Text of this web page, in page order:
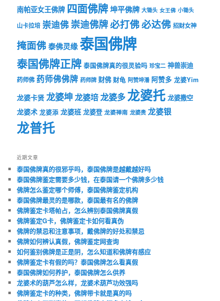
南帕亚女王佛牌 四面佛牌坤平佛牌 大锄头 女王佛 小锄头
山卡拉培 崇迪佛崇迪佛牌必打佛必达佛 招财女神
掩面佛泰佛灵缘泰国佛牌
泰国佛牌正牌 泰国佛牌真的很灵验吗 珍宝二 神兽崇迪
药师佛 药师佛佛牌 药师牌 财佛 财龟 阿赞坤潘 阿赞多 龙婆Yim
龙婆卡贤 龙婆坤龙婆培龙婆多龙婆托 龙婆撒空
龙婆术 龙婆添 龙婆班 龙婆登 龙婆禅南 龙婆贵 龙婆银
龙普托
近期文章
泰国佛牌真的很邪乎吗，泰国佛牌是越戴越好吗
泰国佛牌鉴定需要多少钱，在泰国请一个佛牌多少钱
佛牌怎么鉴定哪个师傅，泰国佛牌鉴定机构
泰国佛牌最灵的是哪款，泰国最有名的佛牌
佛牌鉴定卡塔帕占，怎么辨别泰国佛牌真假
佛牌鉴定G卡，佛牌鉴定卡如何看真伪
佛牌的禁忌和注意事项，戴佛牌的好处和禁忌
佛牌如何辨认真假，佛牌鉴定网查询
如何鉴别佛牌是正是阴，怎么知道和佛牌有感应
佛牌鉴定卡有假的吗？泰国佛牌怎么看真假
泰国佛牌如何养护，泰国佛牌怎么供养
龙婆术的葫芦怎么样，龙婆术葫芦功效强吗
佛牌鉴定卡的种类，佛牌带卡就是真的吗